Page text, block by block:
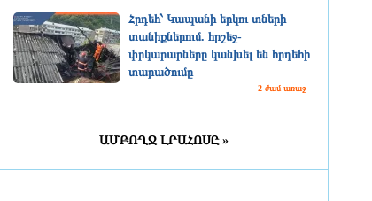
Հրդեհ՝ Կապանի երկու տների
տանիքներում. հրշեջ-
փրկարարները կանխել են հրդեհի
տարածումը
2 ժամ առաջ
ուկրաինական ավելի քան 600
ԱՄԲՈՂՋ ԼՐԱՀՈՍԸ »